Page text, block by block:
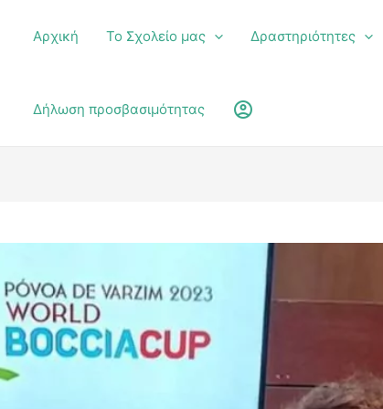
Αρχική Το Σχολείο μας Δραστηριότητες
Δήλωση προσβασιμότητας account_circle